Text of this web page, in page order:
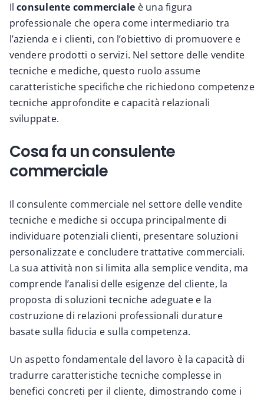
Ilconsulente commerciale è una figura
professionale che opera come intermediario tra
l’azienda e i clienti, con l’obiettivo di promuovere e
vendere prodotti o servizi. Nel settore delle vendite
tecniche e mediche, questo ruolo assume
caratteristiche specifiche che richiedono competenze
tecniche approfondite e capacità relazionali
sviluppate.
Cosa fa un consulente
commerciale
Il consulente commerciale nel settore delle vendite
tecniche e mediche si occupa principalmente di
individuare potenziali clienti, presentare soluzioni
personalizzate e concludere trattative commerciali.
La sua attività non si limita alla semplice vendita, ma
comprende l’analisi delle esigenze del cliente, la
proposta di soluzioni tecniche adeguate e la
costruzione di relazioni professionali durature
basate sulla fiducia e sulla competenza.
Un aspetto fondamentale del lavoro è la capacità di
tradurre caratteristiche tecniche complesse in
benefici concreti per il cliente, dimostrando come i